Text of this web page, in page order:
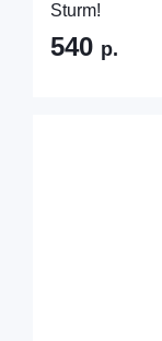
Sturm!
540 р.